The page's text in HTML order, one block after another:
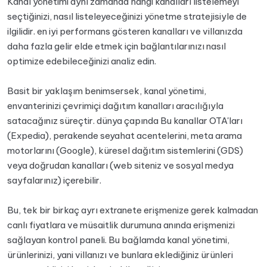
seçtiğinizi, nasıl listeleyeceğinizi yönetme stratejisiyle de
ilgilidir. en iyi performans gösteren kanalları ve villanızda
daha fazla gelir elde etmek için bağlantılarınızı nasıl
optimize edebileceğinizi analiz edin.
Basit bir yaklaşım benimsersek, kanal yönetimi,
envanterinizi çevrimiçi dağıtım kanalları aracılığıyla
satacağınız süreçtir. dünya çapında Bu kanallar OTA'ları
(Expedia), perakende seyahat acentelerini, meta arama
motorlarını (Google), küresel dağıtım sistemlerini (GDS)
veya doğrudan kanalları (web siteniz ve sosyal medya
sayfalarınız) içerebilir.
Bu, tek bir birkaç ayrı extranete erişmenize gerek kalmadan
canlı fiyatlara ve müsaitlik durumuna anında erişmenizi
sağlayan kontrol paneli. Bu bağlamda kanal yönetimi,
ürünlerinizi, yani villanızı ve bunlara eklediğiniz ürünleri